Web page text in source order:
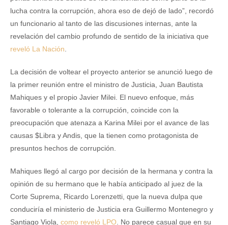
lucha contra la corrupción, ahora eso de dejó de lado”, recordó
un funcionario al tanto de las discusiones internas, ante la
revelación del cambio profundo de sentido de la iniciativa que
reveló La Nación
La decisión de voltear el proyecto anterior se anunció luego de
la primer reunión entre el ministro de Justicia, Juan Bautista
Mahiques y el propio Javier Milei. El nuevo enfoque, más
favorable o tolerante a la corrupción, coincide con la
preocupación que atenaza a Karina Milei por el avance de las
causas $Libra y Andis, que la tienen como protagonista de
presuntos hechos de corrupción.
Mahiques llegó al cargo por decisión de la hermana y contra la
opinión de su hermano que le había anticipado al juez de la
Corte Suprema, Ricardo Lorenzetti, que la nueva dulpa que
conduciría el ministerio de Justicia era Guillermo Montenegro y
Santiago Viola, como reveló LPO . No parece casual que en su